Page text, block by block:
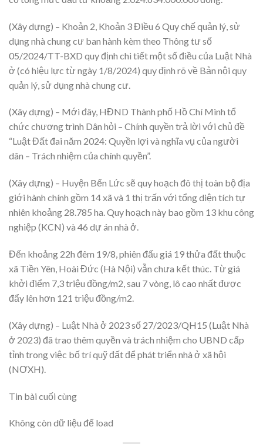
(Xây dựng) – Khoản 2, Khoản 3 Điều 6 Quy chế quản lý, sử
dụng nhà chung cư ban hành kèm theo Thông tư số
05/2024/TT-BXD quy định chi tiết một số điều của Luật Nhà
ở (có hiệu lực từ ngày 1/8/2024) quy định rõ về Bản nội quy
quản lý, sử dụng nhà chung cư.
(Xây dựng) – Mới đây, HĐND Thành phố Hồ Chí Minh tổ
chức chương trình Dân hỏi – Chính quyền trả lời với chủ đề
“Luật Đất đai năm 2024: Quyền lợi và nghĩa vụ của người
dân – Trách nhiệm của chính quyền”.
(Xây dựng) – Huyện Bến Lức sẽ quy hoạch đô thị toàn bộ địa
giới hành chính gồm 14 xã và 1 thị trấn với tổng diện tích tự
nhiên khoảng 28.785 ha. Quy hoạch này bao gồm 13 khu công
nghiệp (KCN) và 46 dự án nhà ở.
Đến khoảng 22h đêm 19/8, phiên đấu giá 19 thửa đất thuộc
xã Tiền Yên, Hoài Đức (Hà Nội) vẫn chưa kết thúc. Từ giá
khởi điểm 7,3 triệu đồng/m2, sau 7 vòng, lô cao nhất được
đẩy lên hơn 121 triệu đồng/m2.
(Xây dựng) – Luật Nhà ở 2023 số 27/2023/QH15 (Luật Nhà
ở 2023) đã trao thêm quyền và trách nhiệm cho UBND cấp
tỉnh trong việc bố trí quỹ đất để phát triển nhà ở xã hội
(NƠXH).
Tin bài cuối cùng
Không còn dữ liệu để load